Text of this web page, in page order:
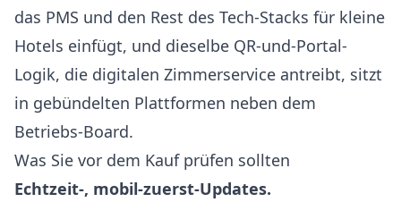
das PMS und den Rest des Tech-Stacks für kleine
Hotels einfügt, und dieselbe QR-und-Portal-
Logik, die digitalen Zimmerservice antreibt, sitzt
in gebündelten Plattformen neben dem
Betriebs-Board.
Was Sie vor dem Kauf prüfen sollten
Echtzeit-, mobil-zuerst-Updates.